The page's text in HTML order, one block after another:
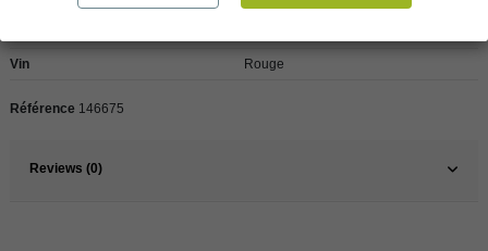
Vin Rouge
Référence 146675
Reviews (0)